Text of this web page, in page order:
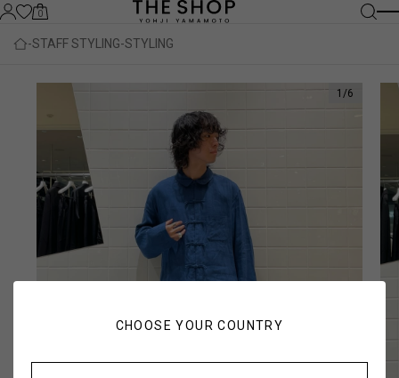
CHOOSE YOUR COUNTRY
0
STAFF STYLING STYLING
1 /6